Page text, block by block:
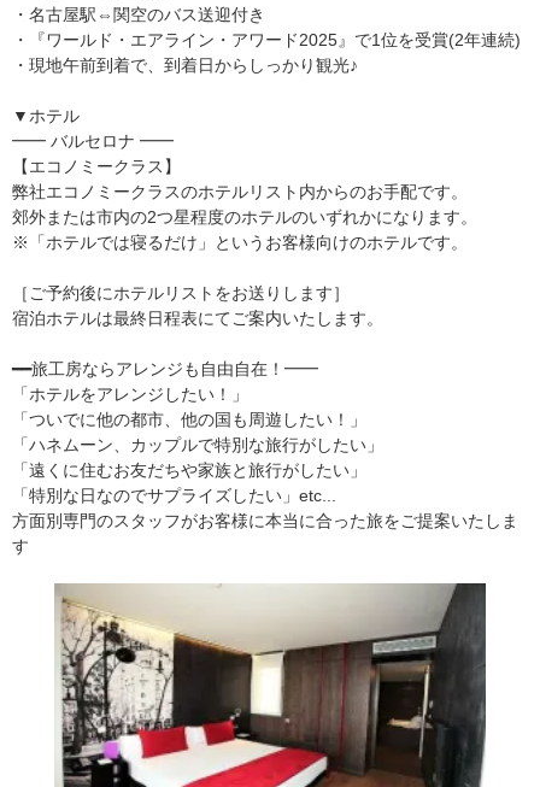
・名古屋駅⇔関空のバス送迎付き
・『ワールド・エアライン・アワード2025』で1位を受賞(2年連続)
・現地午前到着で、到着日からしっかり観光♪
▼ホテル
━━ バルセロナ ━━
【エコノミークラス】
弊社エコノミークラスのホテルリスト内からのお手配です。
郊外または市内の2つ星程度のホテルのいずれかになります。
※「ホテルでは寝るだけ」というお客様向けのホテルです。
［ご予約後にホテルリストをお送りします］
宿泊ホテルは最終日程表にてご案内いたします。
━━旅工房ならアレンジも自由自在！━━
「ホテルをアレンジしたい！」
「ついでに他の都市、他の国も周遊したい！」
「ハネムーン、カップルで特別な旅行がしたい」
「遠くに住むお友だちや家族と旅行がしたい」
「特別な日なのでサプライズしたい」etc...
方面別専門のスタッフがお客様に本当に合った旅をご提案いたしま
す